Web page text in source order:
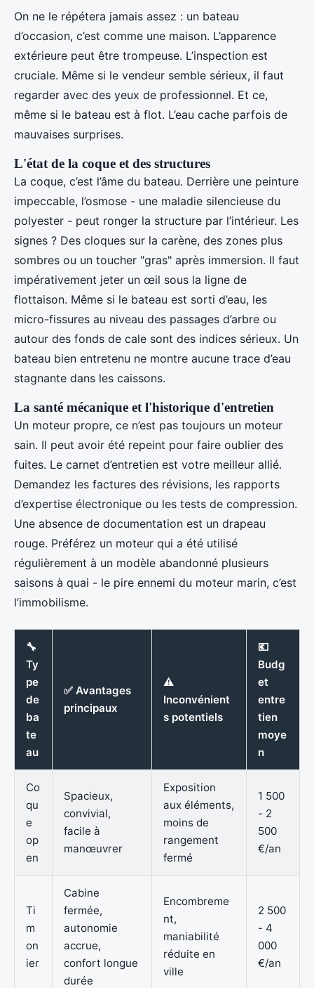
On ne le répétera jamais assez : un bateau
d’occasion, c’est comme une maison. L’apparence
extérieure peut être trompeuse. L’inspection est
cruciale. Même si le vendeur semble sérieux, il faut
regarder avec des yeux de professionnel. Et ce,
même si le bateau est à flot. L’eau cache parfois de
mauvaises surprises.
L'état de la coque et des structures
La coque, c’est l’âme du bateau. Derrière une peinture
impeccable, l’osmose - une maladie silencieuse du
polyester - peut ronger la structure par l’intérieur. Les
signes ? Des cloques sur la carène, des zones plus
sombres ou un toucher "gras" après immersion. Il faut
impérativement jeter un œil sous la ligne de
flottaison. Même si le bateau est sorti d’eau, les
micro-fissures au niveau des passages d’arbre ou
autour des fonds de cale sont des indices sérieux. Un
bateau bien entretenu ne montre aucune trace d’eau
stagnante dans les caissons.
La santé mécanique et l'historique d'entretien
Un moteur propre, ce n’est pas toujours un moteur
sain. Il peut avoir été repeint pour faire oublier des
fuites. Le carnet d’entretien est votre meilleur allié.
Demandez les factures des révisions, les rapports
d’expertise électronique ou les tests de compression.
Une absence de documentation est un drapeau
rouge. Préférez un moteur qui a été utilisé
régulièrement à un modèle abandonné plusieurs
saisons à quai - le pire ennemi du moteur marin, c’est
l’immobilisme.
🔧
Ty
pe
de
ba
te
au
✅ Avantages
principaux
⚠️
Inconvénient
s potentiels
💶
Budg
et
entre
tien
moye
n
Co
qu
e
op
en
Spacieux,
convivial,
facile à
manœuvrer
Exposition
aux éléments,
moins de
rangement
fermé
1 500
- 2
500
€/an
Ti
m
on
ier
Cabine
fermée,
autonomie
accrue,
confort longue
durée
Encombreme
nt,
maniabilité
réduite en
ville
2 500
- 4
000
€/an